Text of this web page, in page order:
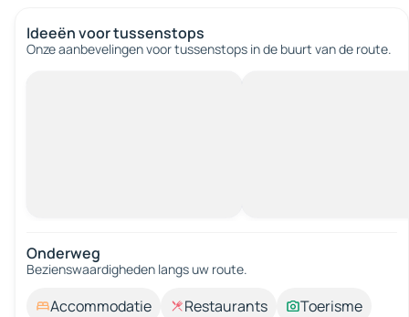
Ideeën voor tussenstops
Onze aanbevelingen voor tussenstops in de buurt van de route.
Onderweg
Bezienswaardigheden langs uw route.
Accommodatie Restaurants
Toerisme